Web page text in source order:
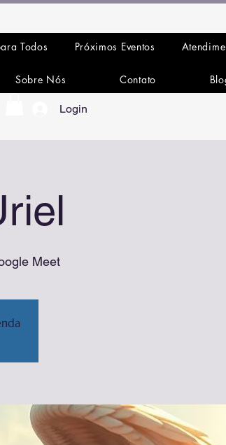
Todos Próximos Eventos
Sobre Nós Contato
Login
Meet